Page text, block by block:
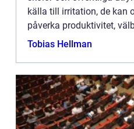
källa till irritation, de kan
påverka produktivitet,
kommunikation.
Tobias Hellman